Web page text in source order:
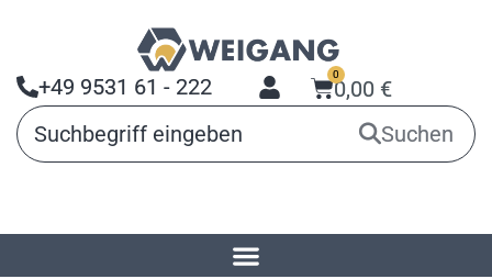
+49 9531 61 - 222 0,00 €
0
Suchen
»Arbeitsmittel für